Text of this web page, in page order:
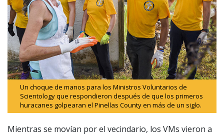
Un choque de manos para los Ministros Voluntarios de
Scientology que respondieron después de que los primeros
huracanes golpearan el Pinellas County en más de un siglo.
Mientras se movían por el vecindario, los VMs vieron a